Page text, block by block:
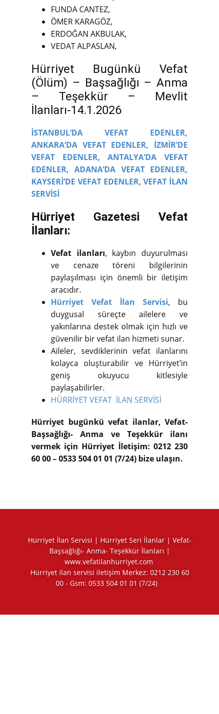
FUNDA CANTEZ,
ÖMER KARAGÖZ,
ERDOĞAN AKBULAK,
VEDAT ALPASLAN,
Hürriyet Bugünkü Vefat
(Ölüm) – Başsağlığı – Anma
– Teşekkür – Mevlit
İlanları-14.1.2026
İSTANBUL’DA VEFAT EDENLER,
ANKARA’DA VEFAT EDENLER, İZMİR’DE
VEFAT EDENLER,
ANTALYA’DA VEFAT
EDENLER, ADANA’DA VEFAT EDENLER,
KAYSERİ’DE VEFAT EDENLER, VEFAT İLAN
SERVİSİ
Hürriyet Gazetesi Vefat
İlanları:
Vefat ilanları, kaybın duyurulması
ve cenaze töreni bilgilerinin
paylaşılması için önemli bir iletişim
aracıdır.
Hürriyet Vefat İlan Servisi, bu
duygusal süreçte ailelere ve
yakınlarına destek olmak için hızlı ve
güvenilir bir vefat ilan hizmeti sunar.
Aileler, sevdiklerinin vefat ilanlarını
kolayca oluşturabilir ve Hürriyet’in
geniş okuyucu kitlesiyle
paylaşabilirler.
HÜRRİYET VEFAT İLAN SERVİSİ
Hürriyet bugünkü vefat ilanlar, Vefat-
Başsağlığı- Anma ve Teşekkür ilanı
vermek için Hürriyet İletişim: 0212 230
60 00 – 0533 504 01 01 (7/24) bize ulaşın.
Hürriyet İlan Servisi | Hürriyet Seri İlanlar | Vefat-
Başsağlığı- Anma- Teşekkür İlanları |
www.vefatilanhurriyet.com
Hürriyet ilan servisi iletişim Merkez: 0212 230 60
00 - Gsm: 0533 504 01 01 (7/24)